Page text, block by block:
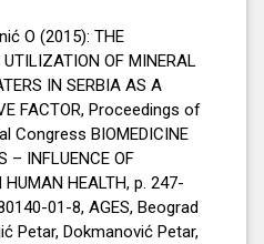
O (2015): THE
UTILIZATION OF MINERAL
IN SERBIA AS A
FACTOR, Proceedings of
Congress BIOMEDICINE
– INFLUENCE OF
HUMAN HEALTH, p. 247-
01-8, AGES, Beograd
Petar, Dokmanović Petar,